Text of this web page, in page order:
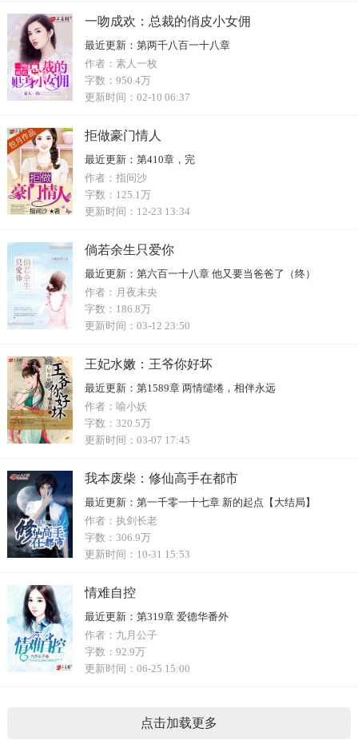
一吻成欢：总裁的俏皮小女佣
最近更新： 第两千八百一十八章
作者： 素人一枚
字数： 950.4万
更新时间： 02-10 06:37
拒做豪门情人
最近更新： 第410章，完
作者： 指间沙
字数： 125.1万
更新时间： 12-23 13:34
倘若余生只爱你
最近更新： 第六百一十八章 他又要当爸爸了（终）
作者： 月夜未央
字数： 186.8万
更新时间： 03-12 23:50
王妃水嫩：王爷你好坏
最近更新： 第1589章 两情缱绻，相伴永远
作者： 喻小妖
字数： 320.5万
更新时间： 03-07 17:45
我本废柴：修仙高手在都市
最近更新： 第一千零一十七章 新的起点【大结局】
作者： 执剑长老
字数： 306.9万
更新时间： 10-31 15:53
情难自控
最近更新： 第319章 爱德华番外
作者： 九月公子
字数： 92.9万
更新时间： 06-25 15:00
点击加载更多